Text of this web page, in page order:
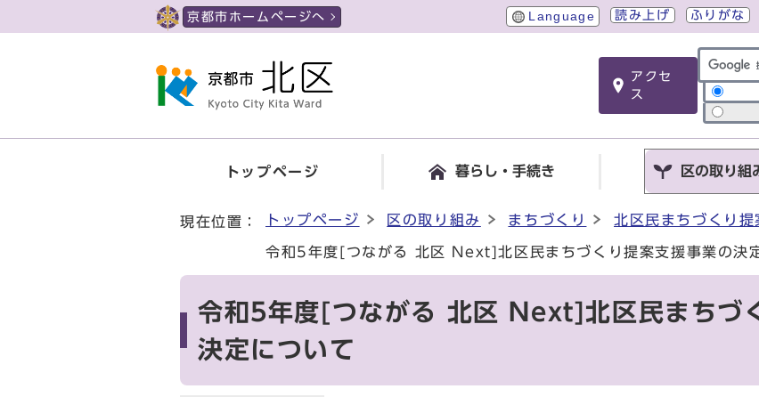
京都市ホームページへ Language 読み上げ ふりがな
アクセ
ス
サイト
トップページ 暮らし・手続き 区の取り組
現在位置： トップページ 区の取り組み まちづくり 北区民まちづくり提
令和5年度[つながる 北区 Next]北区民まちづくり提案支援事業の決
令和5年度[つながる 北区 Next]北区民まちづ
決定について